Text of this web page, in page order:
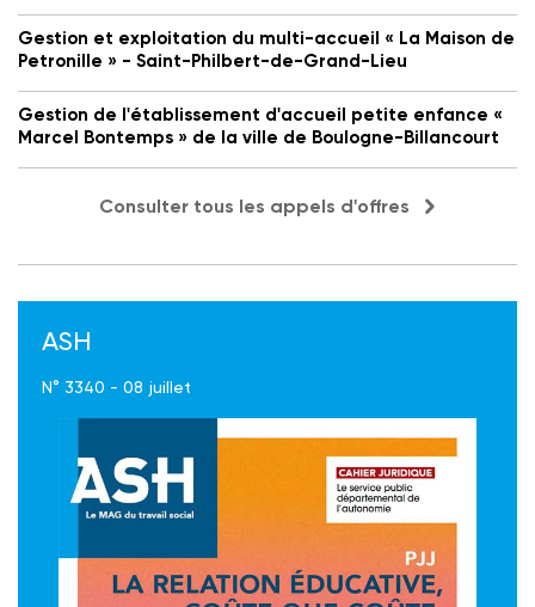
Gestion et exploitation du multi-accueil « La Maison de
Petronille » - Saint-Philbert-de-Grand-Lieu
Gestion de l'établissement d'accueil petite enfance «
Marcel Bontemps » de la ville de Boulogne-Billancourt
Consulter tous les appels d'offres
ASH
N° 3340 - 08 juillet